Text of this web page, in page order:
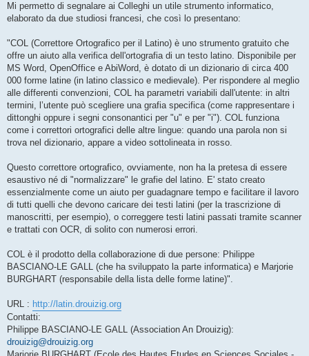
Mi permetto di segnalare ai Colleghi un utile strumento informatico,
elaborato da due studiosi francesi, che così lo presentano:
"COL (Correttore Ortografico per il Latino) è uno strumento gratuito che
offre un aiuto alla verifica dell'ortografia di un testo latino. Disponibile per
MS Word, OpenOffice e AbiWord, è dotato di un dizionario di circa 400
000 forme latine (in latino classico e medievale). Per rispondere al meglio
alle differenti convenzioni, COL ha parametri variabili dall'utente: in altri
termini, l’utente può scegliere una grafia specifica (come rappresentare i
dittonghi oppure i segni consonantici per "u" e per "i"). COL funziona
come i correttori ortografici delle altre lingue: quando una parola non si
trova nel dizionario, appare a video sottolineata in rosso.
Questo correttore ortografico, ovviamente, non ha la pretesa di essere
esaustivo né di "normalizzare" le grafie del latino. E' stato creato
essenzialmente come un aiuto per guadagnare tempo e facilitare il lavoro
di tutti quelli che devono caricare dei testi latini (per la trascrizione di
manoscritti, per esempio), o correggere testi latini passati tramite scanner
e trattati con OCR, di solito con numerosi errori.
COL è il prodotto della collaborazione di due persone: Philippe
BASCIANO-LE GALL (che ha sviluppato la parte informatica) e Marjorie
BURGHART (responsabile della lista delle forme latine)".
URL : http://latin.drouizig.org
Contatti:
Philippe BASCIANO-LE GALL (Association An Drouizig):
drouizig@drouizig.org